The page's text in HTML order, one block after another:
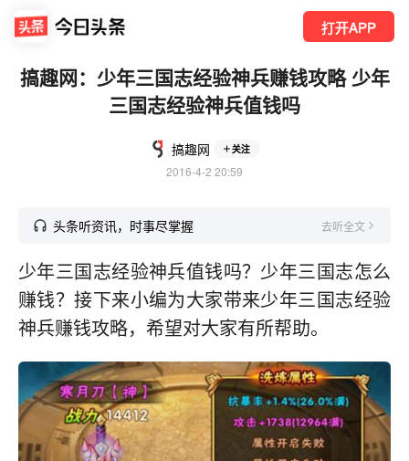
打开APP
搞趣网：少年三国志经验神兵赚钱攻略 少年
三国志经验神兵值钱吗
搞趣网 关注
2016-4-2 20:59
头条听资讯，时事尽掌握 去听全文
少年三国志经验神兵值钱吗？少年三国志怎么
赚钱？接下来小编为大家带来少年三国志经验
神兵赚钱攻略，希望对大家有所帮助。